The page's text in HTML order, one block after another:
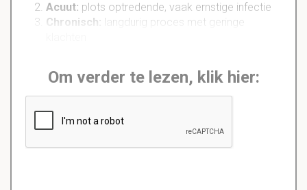
Acuut: plots optredende, vaak ernstige infectie
Chronisch: langdurig proces met geringe
Om verder te lezen, klik hier: